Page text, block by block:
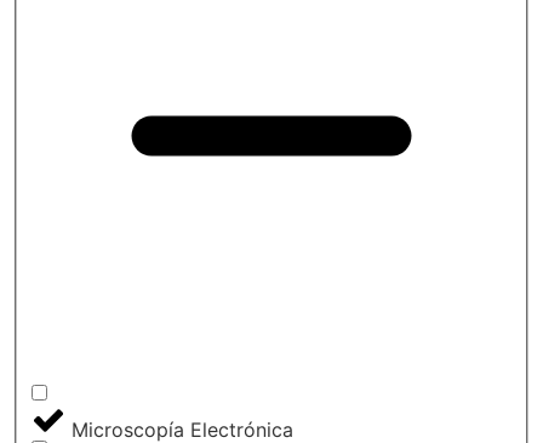
Microscopía Electrónica